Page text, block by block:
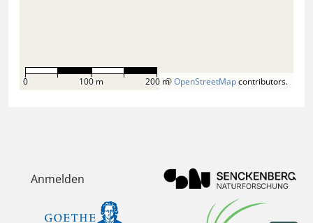
©OpenStreetMapcontributors.
0 100 m 200 m
Anmelden